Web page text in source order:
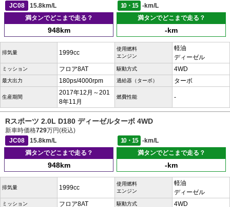
JC08
15.8km/L 10・15
-km/L
満タンでどこまで走る？
948km
満タンでどこまで走る？
-km
排気量 1999cc
使用燃料
エンジン
軽油
ディーゼル
ミッション フロア8AT 駆動方式 4WD
最大出力 180ps/4000rpm 過給器（ターボ） ターボ
生産期間
2017年12月～201
8年11月
燃費性能 -
Rスポーツ 2.0L D180 ディーゼルターボ 4WD
新車時価格729万円(税込)
JC08
15.8km/L 10・15
-km/L
満タンでどこまで走る？
948km
満タンでどこまで走る？
-km
排気量 1999cc
使用燃料
エンジン
軽油
ディーゼル
ミッション フロア8AT 駆動方式 4WD